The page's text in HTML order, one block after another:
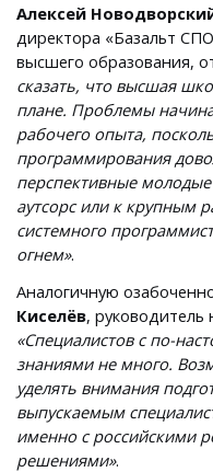
Алексей
директора «Базальт
высшего образования,
сказать, что высшая
плане. Проблемы
рабочего опыта,
программирования
перспективные молодые
аутсорс или к крупным
системного
огнем».
Аналогичную
Киселёв,
«Специалистов с по-
знаниями не много.
уделять внимания
выпускаемым
именно с российскими
решениями».